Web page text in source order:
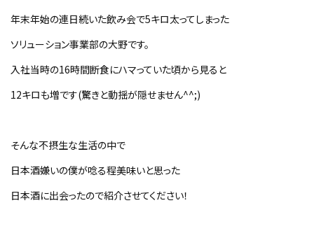
年末年始の連日続いた飲み会で5キロ太ってしまった
ソリューション事業部の大野です。
入社当時の16時間断食にハマっていた頃から見ると
12キロも増です(驚きと動揺が隠せません^^;)
そんな不摂生な生活の中で
日本酒嫌いの僕が唸る程美味いと思った
日本酒に出会ったので紹介させてください！